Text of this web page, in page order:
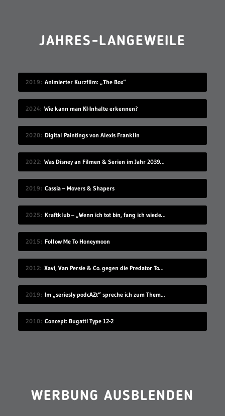
JAHRES-LANGEWEILE
2019 Animierter Kurzfilm: „The Box“
2024 Wie kann man KI-Inhalte erkennen?
2020 Digital Paintings von Alexis Franklin
2022 Was Disney an Filmen & Serien im Jahr 2039 vorstellen wird…
2019 Cassia – Movers & Shapers
2025 Kraftklub – „Wenn ich tot bin, fang ich wieder an“
2015 Follow Me To Honeymoon
2012 Xavi, Van Persie & Co. gegen die Predator Todeszonen
2019 Im „seriesly podcAZt“ spreche ich zum Thema „Algorithmus“
2010 Concept: Bugatti Type 12-2
WERBUNG AUSBLENDEN